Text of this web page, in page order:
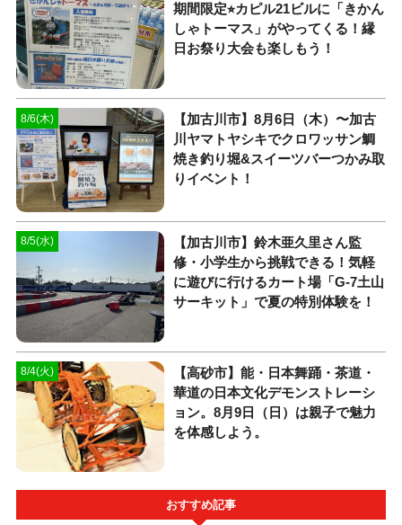
期間限定⭐︎カピル21ビルに「きかん
しゃトーマス」がやってくる！縁
日お祭り大会も楽しもう！
8/6(木)
【加古川市】8月6日（木）〜加古
川ヤマトヤシキでクロワッサン鯛
焼き釣り堀&スイーツバーつかみ取
りイベント！
8/5(水)
【加古川市】鈴木亜久里さん監
修・小学生から挑戦できる！気軽
に遊びに行けるカート場「G-7土山
サーキット」で夏の特別体験を！
8/4(火)
【高砂市】能・日本舞踊・茶道・
華道の日本文化デモンストレーシ
ョン。8月9日（日）は親子で魅力
を体感しよう。
おすすめ記事